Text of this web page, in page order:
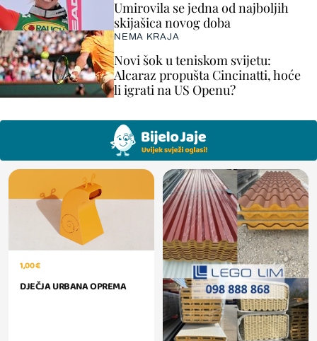
Umirovila se jedna od najboljih
skijašica novog doba
NEMA KRAJA
Novi šok u teniskom svijetu:
Alcaraz propušta Cincinatti, hoće
li igrati na US Openu?
1,00 €
DJEČJA URBANA OPREMA